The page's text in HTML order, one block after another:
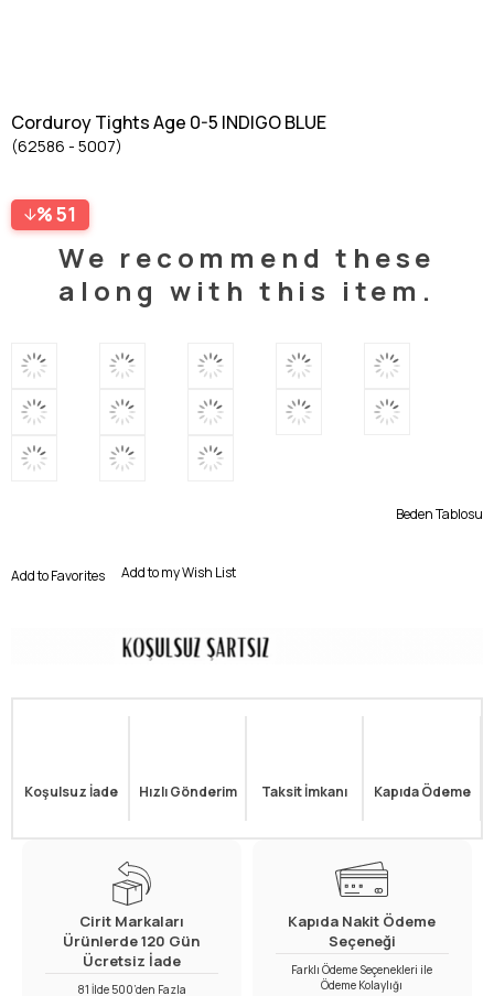
Corduroy Tights Age 0-5 INDIGO BLUE
(62586 - 5007)
51
We recommend these
along with this item.
Beden Tablosu
Add to Favorites Add to my Wish List
Koşulsuz İade Hızlı Gönderim Taksit İmkanı Kapıda Ödeme
Cirit Markaları
Ürünlerde 120 Gün
Ücretsiz İade
81 İlde 500’den Fazla
Kapıda Nakit Ödeme
Seçeneği
Farklı Ödeme Seçenekleri ile
Ödeme Kolaylığı